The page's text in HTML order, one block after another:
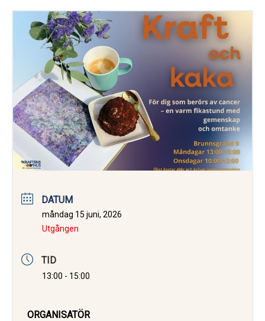
DATUM
måndag 15 juni, 2026
Utgången
TID
13:00 - 15:00
ORGANISATÖR